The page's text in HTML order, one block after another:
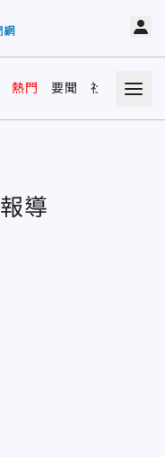
熱門 要聞 社會 娛樂
導